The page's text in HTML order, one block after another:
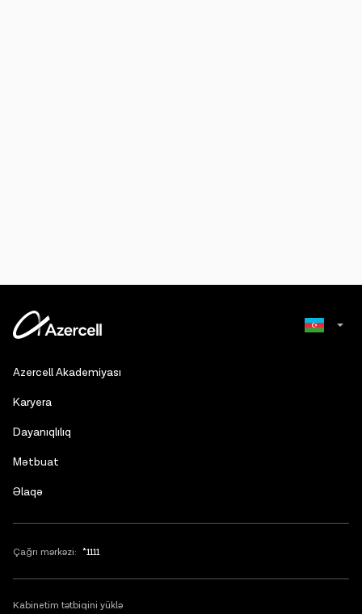
Azercell Akademiyası
Karyera
Dayanıqlılıq
Mətbuat
Əlaqə
Çağrı mərkəzi: *1111
Kabinetim tətbiqini yüklə